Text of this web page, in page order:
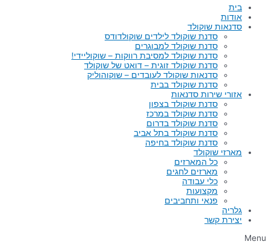
בית
אודות
סדנאות שוקולד
סדנת שוקולד לילדים שוקולדודס
סדנת שוקולד למבוגרים
סדנת שוקולד למסיבת רווקות – שוקוליידי!
סדנת שוקולד זוגית – דואט של שוקולד
סדנאות שוקולד לעובדים – שוקוהוליק
סדנת שוקולד בבית
אזורי שירות סדנאות
סדנת שוקולד בצפון
סדנת שוקולד במרכז
סדנת שוקולד בדרום
סדנת שוקולד בתל אביב
סדנת שוקולד בחיפה
מארזי שוקולד
כל המארזים
מארזים לחגים
כלי עבודה
מקצועות
פנאי ותחביבים
גלריה
יצירת קשר
Menu